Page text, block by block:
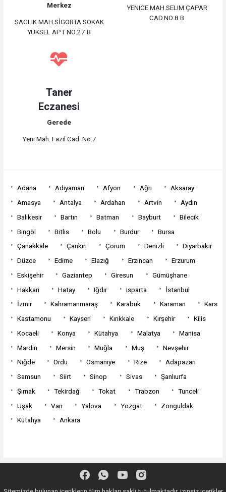
Merkez
SAGLIK MAH.SİGORTA SOKAK
YÜKSEL APT NO:27 B
YENICE MAH.SELIM ÇAPAR
CAD.NO:8 B
Taner
Eczanesi
Gerede
Yeni Mah. Fazıl Cad. No:7
Adana Adıyaman Afyon Ağrı
Aksaray
Amasya
Antalya Ardahan Artvin
Aydın
Balıkesir
Bartın Batman Bayburt
Bilecik
Bingöl
Bitlis Bolu Burdur
Bursa
Çanakkale
Çankırı Çorum Denizli
Diyarbakır
Düzce
Edirne Elazığ Erzincan
Erzurum
Eskişehir
Gaziantep Giresun
Gümüşhane
Hakkari
Hatay Iğdır Isparta
İstanbul
İzmir
Kahramanmaraş Karabük Karaman
Kars
Kastamonu
Kayseri Kırıkkale Kırşehir
Kilis
Kocaeli
Konya Kütahya Malatya
Manisa
Mardin
Mersin Muğla Muş
Nevşehir
Niğde
Ordu Osmaniye Rize
Adapazarı
Samsun
Siirt Sinop Sivas
Şanlıurfa
Şırnak
Tekirdağ Tokat Trabzon
Tunceli
Uşak
Van Yalova Yozgat
Zonguldak
Kütahya
Ankara